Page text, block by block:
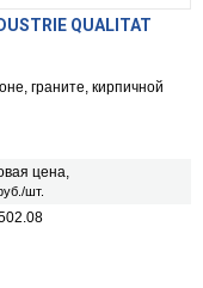
QUALITAT
граните, кирпичной
цена,
шт.